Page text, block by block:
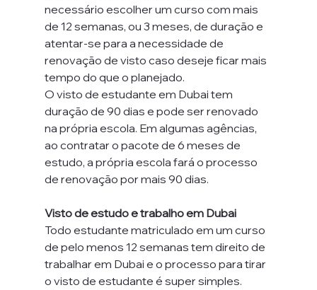
necessário escolher um curso com mais
de 12 semanas, ou 3 meses, de duração e
atentar-se para a necessidade de
renovação de visto caso deseje ficar mais
tempo do que o planejado.
O visto de estudante em Dubai tem
duração de 90 dias e pode ser renovado
na própria escola. Em algumas agências,
ao contratar o pacote de 6 meses de
estudo, a própria escola fará o processo
de renovação por mais 90 dias.
Visto de estudo e trabalho em Dubai
Todo estudante matriculado em um curso
de pelo menos 12 semanas tem direito de
trabalhar em Dubai e o processo para tirar
o visto de estudante é super simples.